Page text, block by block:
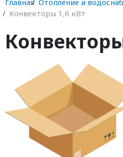
Главная Отопление и
Конвекторы 1,6 кВт